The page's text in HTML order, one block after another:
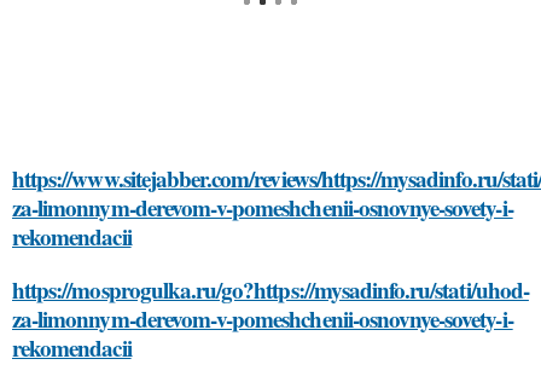
https://www.sitejabber.com/reviews/https://mysadinfo.ru/
za-limonnym-derevom-v-pomeshchenii-osnovnye-sovety-i-
rekomendacii
https://mosprogulka.ru/go?https://mysadinfo.ru/stati/uhod-
za-limonnym-derevom-v-pomeshchenii-osnovnye-sovety-i-
rekomendacii